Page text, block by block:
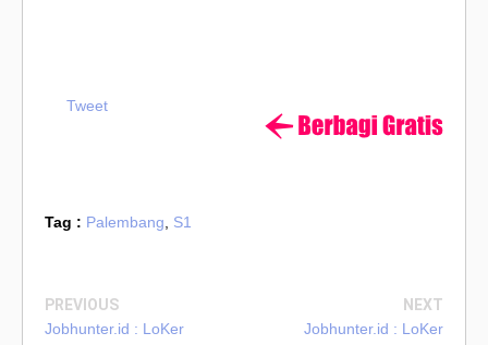
Tweet
Tag : Palembang S1
PREVIOUS
Jobhunter.id : LoKer
NEXT
Jobhunter.id : LoKer